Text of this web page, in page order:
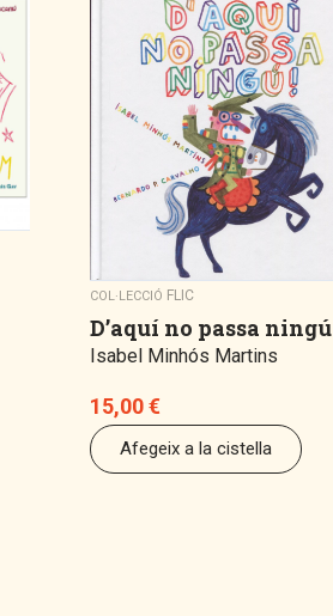
COL·LECCIÓ FLIC
D’aquí no passa ningú
Isabel Minhós Martins
15,00€
Afegeix a la cistella